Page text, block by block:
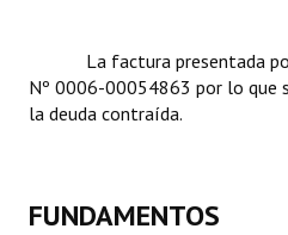
Organigrama
Informes de Gestión
La factura presentada por
Nº 0006-00054863 por lo que
la deuda contraída.
FUNDAMENTOS